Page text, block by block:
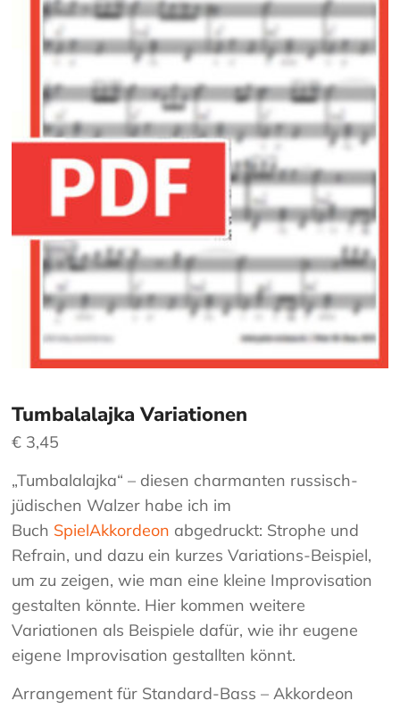
Tumbalalajka Variationen
€ 3,45
„Tumbalalajka“ – diesen charmanten russisch-
jüdischen Walzer habe ich im
Buch SpielAkkordeon abgedruckt: Strophe und
Refrain, und dazu ein kurzes Variations-Beispiel,
um zu zeigen, wie man eine kleine Improvisation
gestalten könnte. Hier kommen weitere
Variationen als Beispiele dafür, wie ihr eugene
eigene Improvisation gestallten könnt.
Arrangement für Standard-Bass – Akkordeon